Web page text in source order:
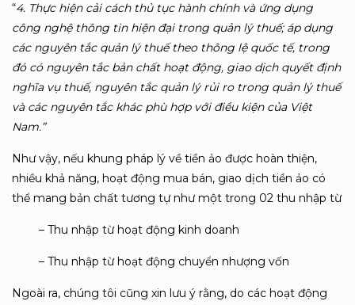
“4. Thực hiện cải cách thủ tục hành chính và ứng dụng
công nghệ thông tin hiện đại trong quản lý thuế; áp dụng
các nguyên tắc quản lý thuế theo thông lệ quốc tế, trong
đó có nguyên tắc bản chất hoạt động, giao dịch quyết định
nghĩa vụ thuế, nguyên tắc quản lý rủi ro trong quản lý thuế
và các nguyên tắc khác phù hợp với điều kiện của Việt
Nam.”
Như vậy, nếu khung pháp lý về tiền ảo được hoàn thiện,
nhiều khả năng, hoạt động mua bán, giao dịch tiền ảo có
thể mang bản chất tương tự như một trong 02 thu nhập từ
– Thu nhập từ hoạt động kinh doanh
– Thu nhập từ hoạt động chuyển nhượng vốn
Ngoài ra, chúng tôi cũng xin lưu ý rằng, do các hoạt động